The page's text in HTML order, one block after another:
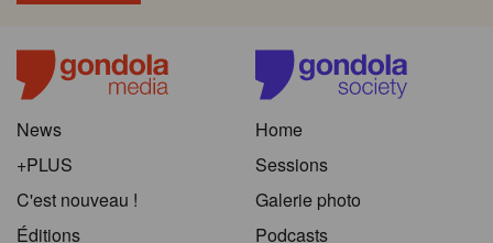
News
+PLUS
C'est nouveau !
Éditions
Home
Sessions
Galerie photo
Podcasts